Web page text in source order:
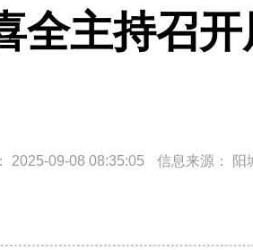
全主持召
2025-09-08 08:35:05 信息来源： 阳